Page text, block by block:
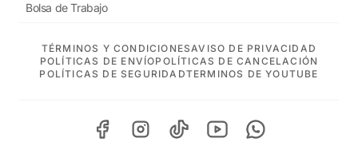
Bolsa de Trabajo
TÉRMINOS Y CONDICIONESAVISO DE PRIVACIDAD
POLÍTICAS DE ENVÍOPOLÍTICAS DE CANCELACIÓN
POLÍTICAS DE SEGURIDADTERMINOS DE YOUTUBE